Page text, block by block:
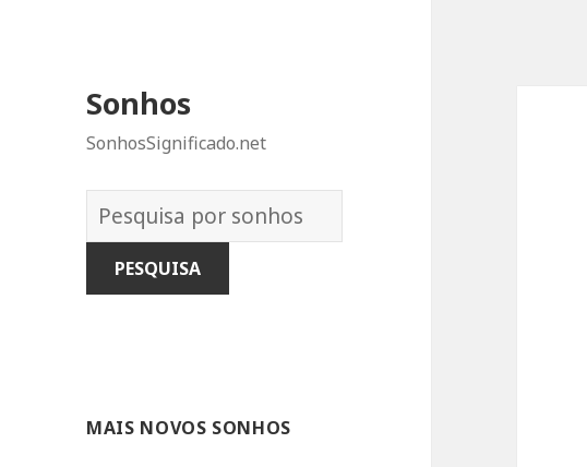
Sonhos
SonhosSignificado.net
Dicionário
dos
Sonhos:
MAIS NOVOS SONHOS